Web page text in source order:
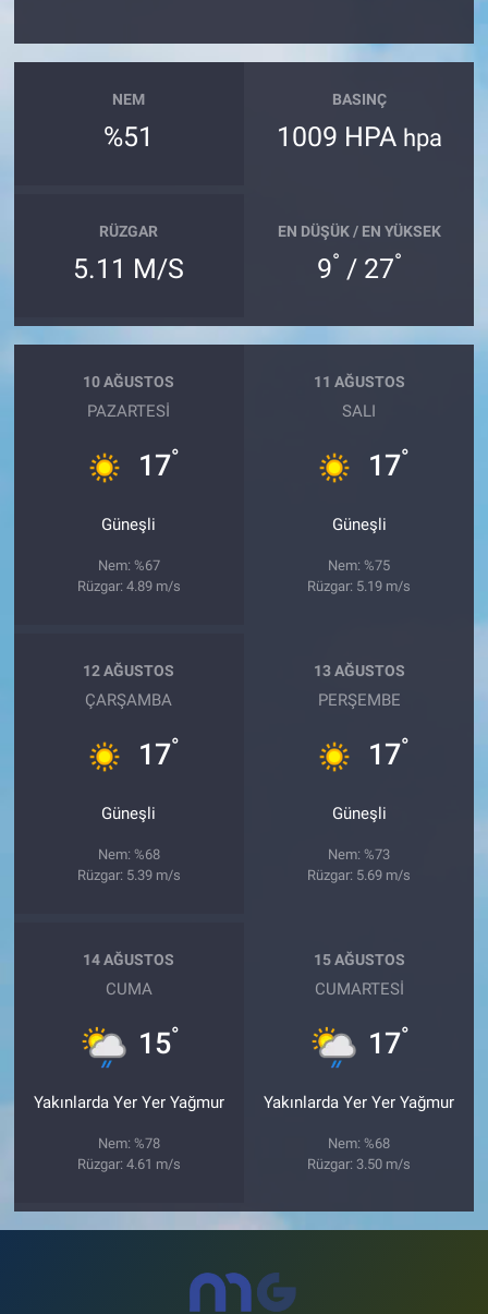
NEM
%51
BASINÇ
1009 HPA hpa
RÜZGAR
5.11 M/S
EN DÜŞÜK / EN YÜKSEK
9° / 27°
10 AĞUSTOS
PAZARTESI
17°
Güneşli
Nem: %67
Rüzgar: 4.89 m/s
11 AĞUSTOS
SALI
17°
Güneşli
Nem: %75
Rüzgar: 5.19 m/s
12 AĞUSTOS
ÇARŞAMBA
17°
Güneşli
Nem: %68
Rüzgar: 5.39 m/s
13 AĞUSTOS
PERŞEMBE
17°
Güneşli
Nem: %73
Rüzgar: 5.69 m/s
14 AĞUSTOS
CUMA
15°
Yakınlarda Yer Yer Yağmur
Nem: %78
Rüzgar: 4.61 m/s
15 AĞUSTOS
CUMARTESI
17°
Yakınlarda Yer Yer Yağmur
Nem: %68
Rüzgar: 3.50 m/s